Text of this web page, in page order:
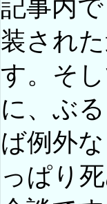
記事内
装され
す。そ
に、ぶ
ば例外
っぱり